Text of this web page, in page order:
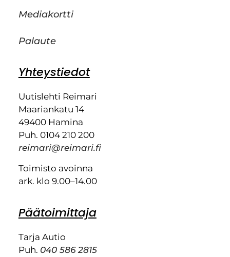
Mediakortti
Palaute
Yhteystiedot
Uutislehti Reimari
Maariankatu 14
49400 Hamina
Puh. 0104 210 200
reimari@reimari.fi
Toimisto avoinna
ark. klo 9.00–14.00
Päätoimittaja
Tarja Autio
Puh. 040 586 2815